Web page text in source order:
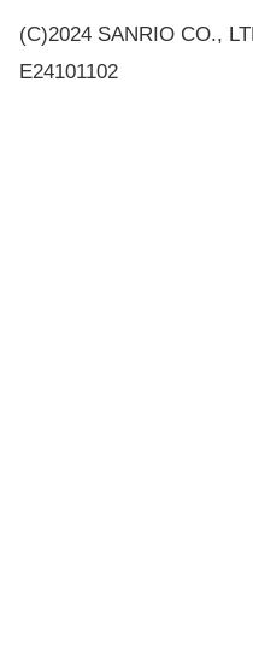
(C)2024 SANRIO CO.,
E24101102